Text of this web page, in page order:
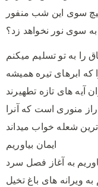
سوی این شب منفور
سوی نور نخواهد زد؟
را به تو تسلیم میکنم
که ابرهای تیره همیشه
آیه های تازه تطهیرند
منوری است که آنرا
شعله خواب میداند
ایمان بیاوریم
به آغاز فصل سرد
به ویرانه های باغ تخیل